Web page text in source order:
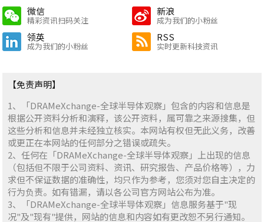
微信
精彩资讯扫码关注
新浪
成为我们的小粉丝
领英
成为我们的小粉丝
RSS
实时更新科技资讯
【免责声明】
1、「DRAMeXchange-全球半导体观察」包含的内容和信息是
根据公开资料分析和演释，该公开资料，属可靠之来源搜集，但
这些分析和信息并未经独立核实。本网站有权但无此义务，改善
或更正在本网站的任何部分之错误或疏失。
2、任何在「DRAMeXchange-全球半导体观察」上出现的信息
（包括但不限于公司资料、资讯、研究报告、产品价格等），力
求但不保证数据的准确性，均只作为参考，您须对您自主决定的
行为负责。如有错漏，请以各公司官方网站公布为准。
3、「DRAMeXchange-全球半导体观察」信息服务基于"现
况"及"现有"提供，网站的信息和内容如有更改恕不另行通知。